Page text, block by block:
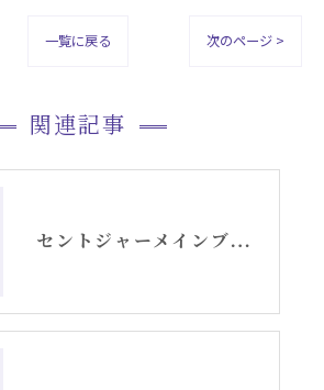
一覧に戻る 次のページ >
関連記事
セントジャーメインブレッシングカードGSVFグリッド